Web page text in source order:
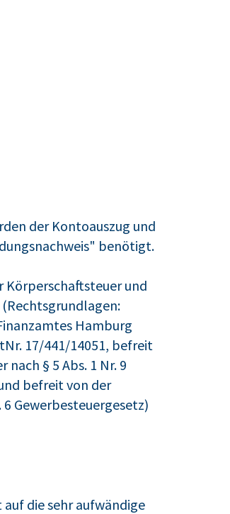
der Kontoauszug und
benötigt.
Körperschaftsteuer und
Hamburg
17/441/14051, befreit
§ 5 Abs. 1 Nr. 9
befreit von der
Gewerbesteuergesetz)
die sehr aufwändige